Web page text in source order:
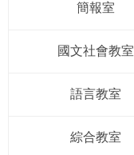
簡報室
國文社會教室
語言教室
綜合教室